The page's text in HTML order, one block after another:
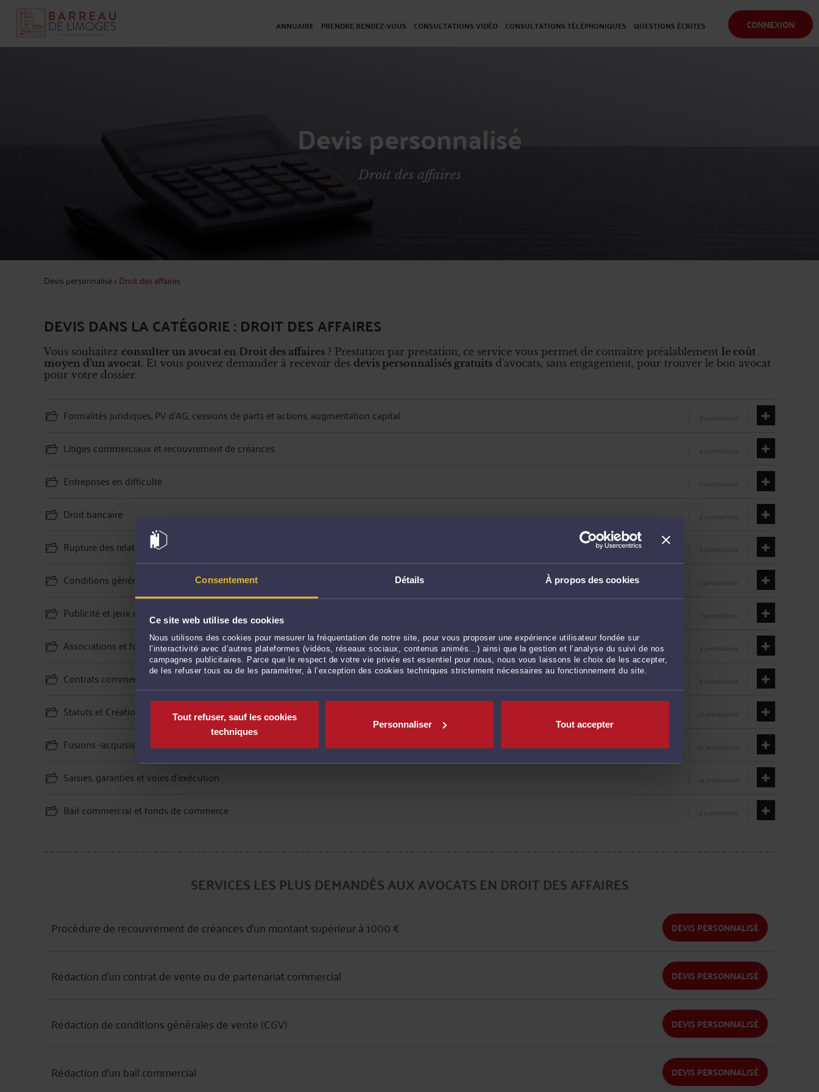
Consentement Détails À propos des cookies
Ce site web utilise des cookies
Nous utilisons des cookies pour mesurer la fréquentation de notre site, pour vous proposer une expérience utilisateur fondée sur
l’interactivité avec d’autres plateformes (vidéos, réseaux sociaux, contenus animés…) ainsi que la gestion et l’analyse du suivi de nos
campagnes publicitaires. Parce que le respect de votre vie privée est essentiel pour nous, nous vous laissons le choix de les accepter,
de les refuser tous ou de les paramétrer, à l’exception des cookies techniques strictement nécessaires au fonctionnement du site.
Tout refuser, sauf les cookies
techniques
Personnaliser Tout accepter
CONNEXION
ANNUAIRE PRENDRE RENDEZ-VOUS CONSULTATIONS VIDÉO CONSULTATIONS TÉLÉPHONIQUES QUESTIONS ÉCRITES
Devis personnalisé
Droit des affaires
Devis personnalisé> Droit des affaires
DEVIS DANS LA CATÉGORIE : DROIT DES AFFAIRES
Vous souhaitez consulter un avocat en Droit des affaires ? Prestation par prestation, ce service vous permet de connaître préalablement le coût
moyen d'un avocat. Et vous pouvez demander à recevoir des devis personnalisés gratuits d'avocats, sans engagement, pour trouver le bon avocat
pour votre dossier.
Formalités juridiques, PV d'AG, cessions de parts et actions, augmentation capital 8 prestations
Litiges commerciaux et recouvrement de créances 4 prestations
Entreprises en difficulté 7 prestations
Droit bancaire 5 prestations
Rupture des relations commerciales et concurrence déloyale 3 prestations
Conditions générales de vente et d'utilisation (CGV et CGU) 2 prestations
Publicité et jeux concours 7 prestations
Associations et fondations 4 prestations
Contrats commerciaux et de distribution 6 prestations
Statuts et Création de sociétés 11 prestations
Fusions -acquisisitions et cessions de sociétés 10 prestations
Saisies, garanties et voies d'exécution 14 prestations
Bail commercial et fonds de commerce 2 prestations
SERVICES LES PLUS DEMANDÉS AUX AVOCATS EN DROIT DES AFFAIRES
Procédure de recouvrement de créances d'un montant supérieur à 1000 € DEVIS PERSONNALISÉ
Rédaction d'un contrat de vente ou de partenariat commercial DEVIS PERSONNALISÉ
Rédaction de conditions générales de vente (CGV) DEVIS PERSONNALISÉ
Rédaction d'un bail commercial DEVIS PERSONNALISÉ